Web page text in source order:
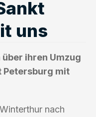
uns
ihren Umzug
Petersburg mit
nach